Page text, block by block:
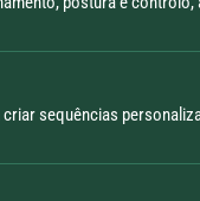
sequências